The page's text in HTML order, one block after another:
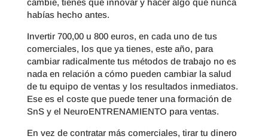
cambie, tienes que innovar y hacer algo que nunca
habías hecho antes.
Invertir 700,00 u 800 euros, en cada uno de tus
comerciales, los que ya tienes, este año, para
cambiar radicalmente tus métodos de trabajo no es
nada en relación a cómo pueden cambiar la salud
de tu equipo de ventas y los resultados inmediatos.
Ese es el coste que puede tener una formación de
SnS y el NeuroENTRENAMIENTO para ventas.
En vez de contratar más comerciales, tirar tu dinero